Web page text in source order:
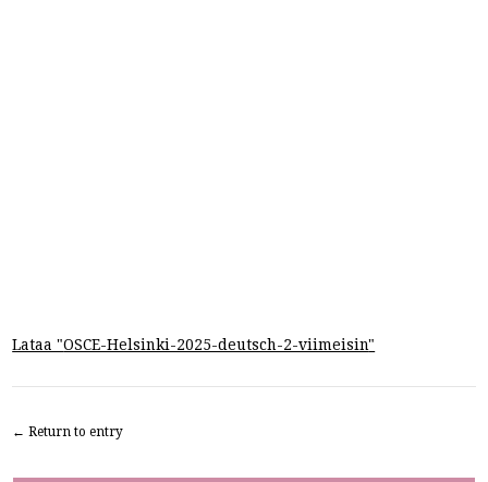
Lataa "OSCE-Helsinki-2025-deutsch-2-viimeisin"
← Return to entry